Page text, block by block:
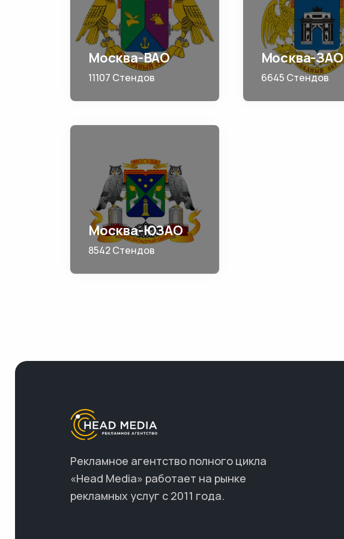
Москва-ВАО
11107 Стендов
Москва-ЗАО
6645 Стендов
Москва-ЮЗАО
8542 Стендов
Рекламное агентство полного цикла
«Head Media» работает на рынке
рекламных услуг с 2011 года.